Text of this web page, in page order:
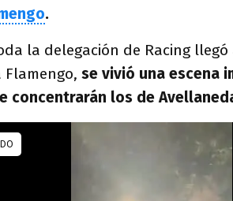
.
la delegación de Racing llegó
se vivió una escena
concentrarán los de